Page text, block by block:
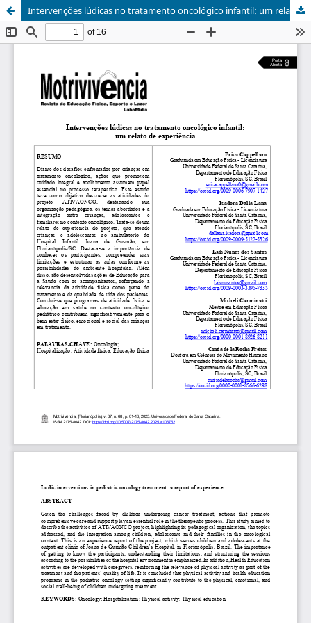
Intervenções lúdicas no tratamento oncológico infantil: um relato de experiência